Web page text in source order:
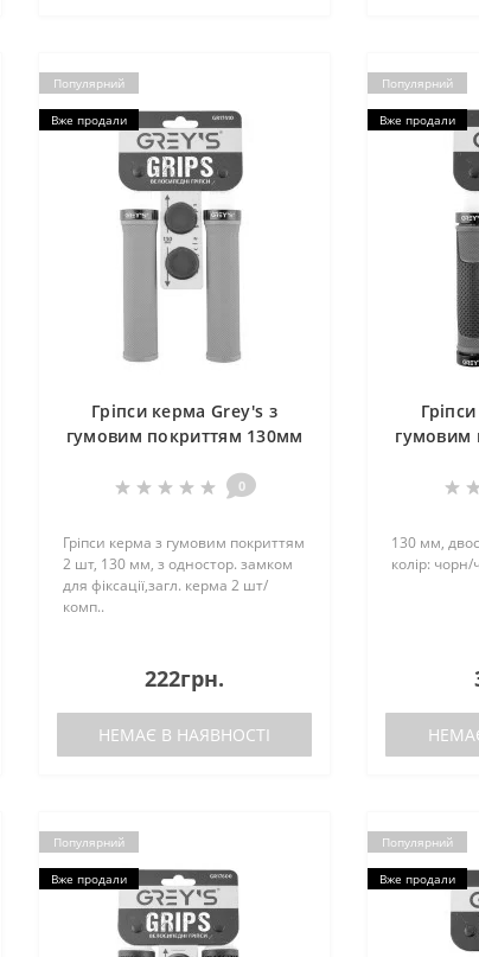
Популярний
Вже продали
Гріпси керма Grey's з
гумовим покриттям 130мм
0
Гріпси керма з гумовим покриттям
2 шт, 130 мм, з одностор. замком
для фіксації,загл. керма 2 шт/
комп..
222грн.
НЕМАЄ В НАЯВНОСТІ
Популярний
Вже продали
гумовим
130 мм,
колір: чорн/
Популярний
Вже продали
Популярний
Вже продали